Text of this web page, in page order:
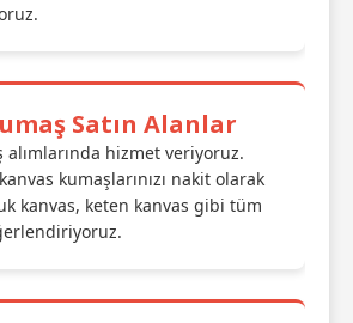
Satın Alanlar
alımlarında hizmet veriyoruz.
kumaşlarınızı nakit olarak
kanvas, keten kanvas gibi tüm